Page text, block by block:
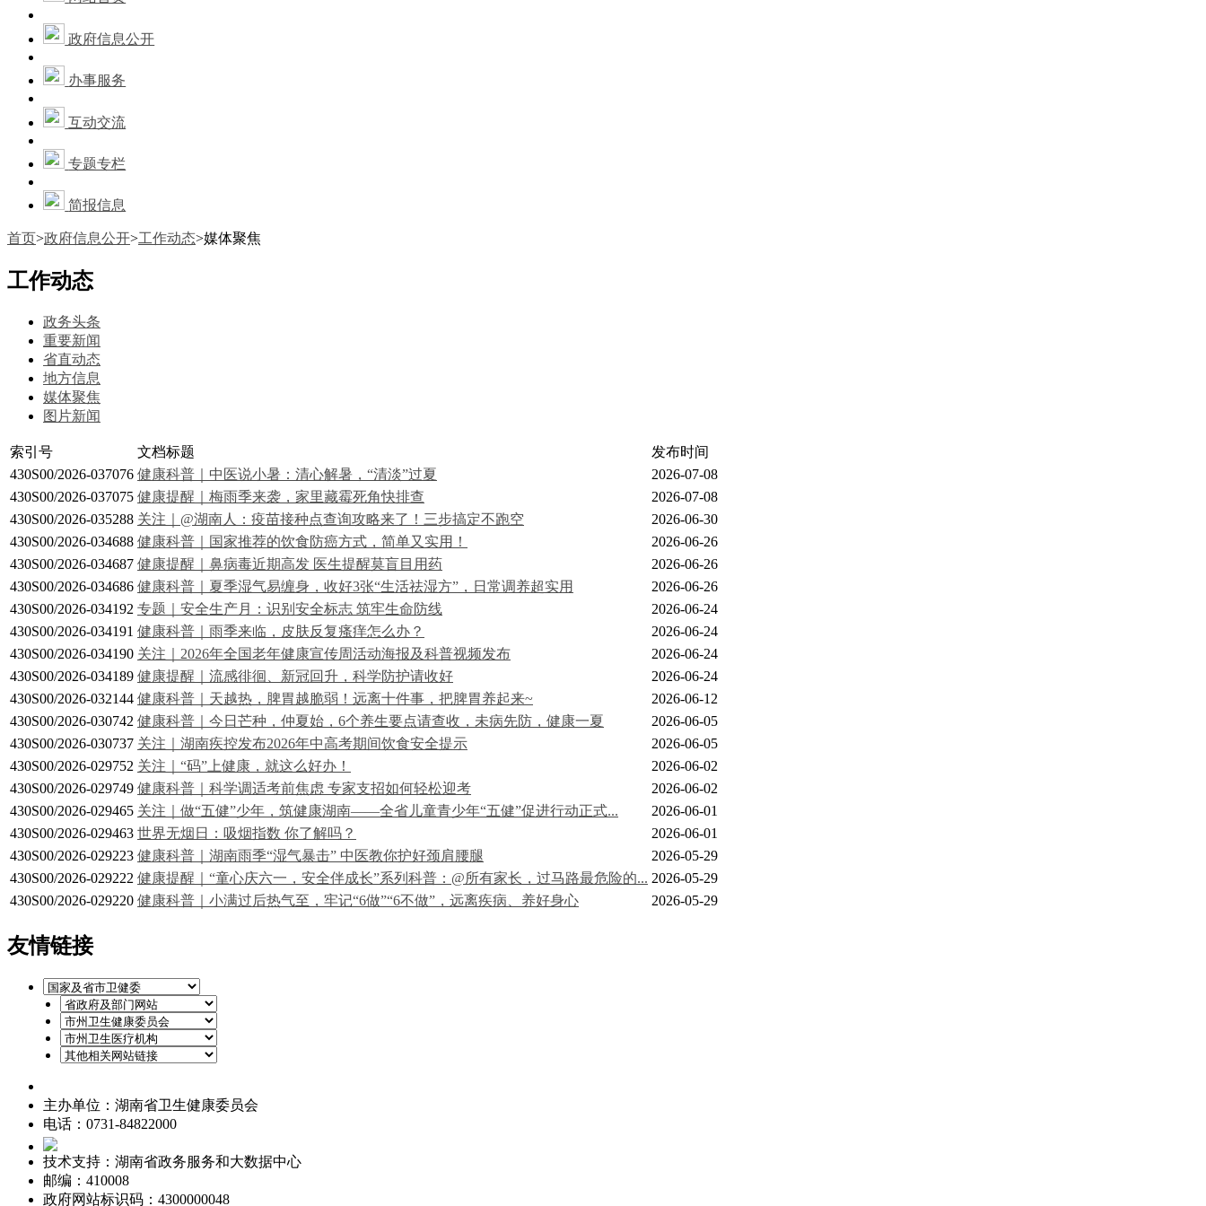
政府信息公开
办事服务
互动交流
专题专栏
简报信息
首页>政府信息公开>工作动态>媒体聚焦
工作动态
政务头条
重要新闻
省直动态
地方信息
媒体聚焦
图片新闻
索引号 文档标题
发布时间
430S00/2026-037076 健康科普｜中医说小暑：清心解暑，“清淡”过夏
2026-07-08
430S00/2026-037075 健康提醒｜梅雨季来袭，家里藏霉死角快排查
2026-07-08
430S00/2026-035288 关注｜@湖南人：疫苗接种点查询攻略来了！三步搞定不跑空
2026-06-30
430S00/2026-034688 健康科普｜国家推荐的饮食防癌方式，简单又实用！
2026-06-26
430S00/2026-034687 健康提醒｜鼻病毒近期高发 医生提醒莫盲目用药
2026-06-26
430S00/2026-034686 健康科普｜夏季湿气易缠身，收好3张“生活祛湿方”，日常调养超实用
2026-06-26
430S00/2026-034192 专题｜安全生产月：识别安全标志 筑牢生命防线
2026-06-24
430S00/2026-034191 健康科普｜雨季来临，皮肤反复瘙痒怎么办？
2026-06-24
430S00/2026-034190 关注｜2026年全国老年健康宣传周活动海报及科普视频发布
2026-06-24
430S00/2026-034189 健康提醒｜流感徘徊、新冠回升，科学防护请收好
2026-06-24
430S00/2026-032144 健康科普｜天越热，脾胃越脆弱！远离十件事，把脾胃养起来~
2026-06-12
430S00/2026-030742 健康科普｜今日芒种，仲夏始，6个养生要点请查收，未病先防，健康一夏
2026-06-05
430S00/2026-030737 关注｜湖南疾控发布2026年中高考期间饮食安全提示
2026-06-05
430S00/2026-029752 关注｜“码”上健康，就这么好办！
2026-06-02
430S00/2026-029749 健康科普｜科学调适考前焦虑 专家支招如何轻松迎考
2026-06-02
430S00/2026-029465 关注｜做“五健”少年，筑健康湖南——全省儿童青少年“五健”促进行动正式...
2026-06-01
430S00/2026-029463 世界无烟日：吸烟指数 你了解吗？
2026-06-01
430S00/2026-029223 健康科普｜湖南雨季“湿气暴击” 中医教你护好颈肩腰腿
2026-05-29
430S00/2026-029222 健康提醒｜“童心庆六一，安全伴成长”系列科普：@所有家长，过马路最危险的... 2026-05-29
430S00/2026-029220 健康科普｜小满过后热气至，牢记“6做”“6不做”，远离疾病、养好身心 2026-05-29
友情链接
主办单位：湖南省卫生健康委员会
电话：0731-84822000
技术支持：湖南省政务服务和大数据中心
邮编：410008
政府网站标识码：4300000048